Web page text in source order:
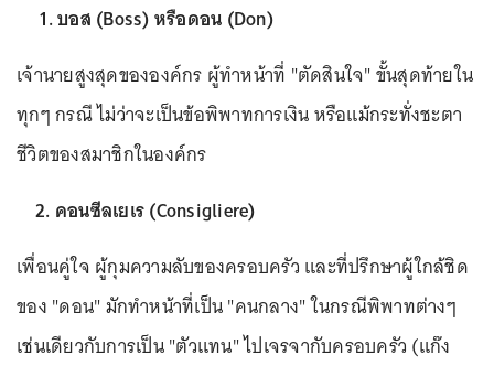
1. บอส (Boss) หรือดอน (Don)
เจ้านายสูงสุดขององค์กร ผู้ทำหน้าที่ "ตัดสินใจ" ขั้นสุดท้ายใน
ทุกๆ กรณี ไม่ว่าจะเป็นข้อพิพาทการเงิน หรือแม้กระทั่งชะตา
ชีวิตของสมาชิกในองค์กร
2. คอนซีลเยเร (Consigliere)
เพื่อนคู่ใจ ผู้กุมความลับของครอบครัว และที่ปรึกษาผู้ใกล้ชิด
ของ "ดอน" มักทำหน้าที่เป็น "คนกลาง" ในกรณีพิพาทต่างๆ
เช่นเดียวกับการเป็น "ตัวแทน" ไปเจรจากับครอบครัว (แก๊ง